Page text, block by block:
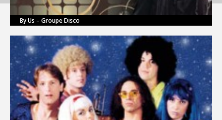
By Us – Groupe Disco